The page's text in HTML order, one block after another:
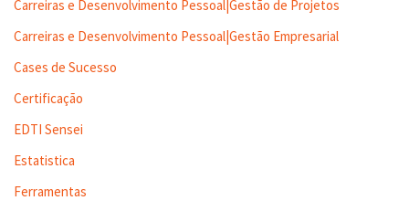
Carreiras e Desenvolvimento Pessoal|Gestão de Projetos
Carreiras e Desenvolvimento Pessoal|Gestão Empresarial
Cases de Sucesso
Certificação
EDTI Sensei
Estatistica
Ferramentas